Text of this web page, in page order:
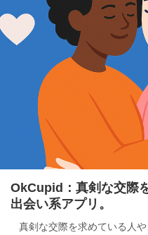
OkCupid：真剣な交際
出会い系アプリ。
真剣な交際を求めている人